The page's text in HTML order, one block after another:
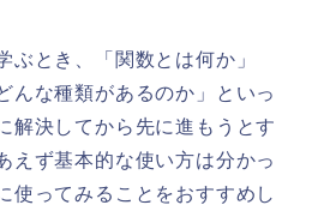
ぶとき、「関数とは何か」
んな種類があるのか」といっ
解決してから先に進もうとす
えず基本的な使い方は分かっ
使ってみることをおすすめし